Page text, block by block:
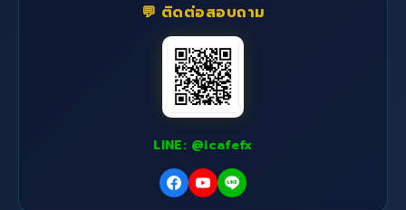
💬 ติดต่อสอบถาม
LINE: @icafefx